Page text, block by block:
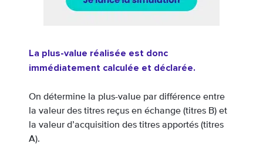
La plus-value réalisée est donc
immédiatement calculée et déclarée.
On détermine la plus-value par différence entre
la valeur des titres reçus en échange (titres B) et
la valeur d’acquisition des titres apportés (titres
A).